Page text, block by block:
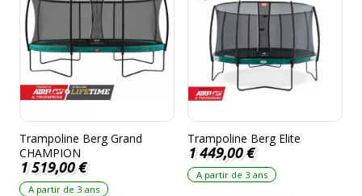
Trampoline Berg Grand
CHAMPION
1 519,00 €
A partir de 3 ans
Trampoline Berg Elite
1 449,00 €
A partir de 3 ans